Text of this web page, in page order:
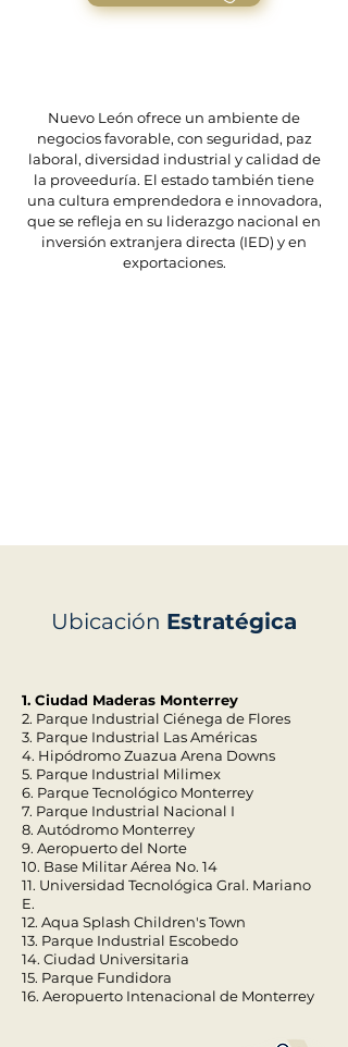
Nuevo León ofrece un ambiente de
negocios favorable, con seguridad, paz
laboral, diversidad industrial y calidad de
la proveeduría. El estado también tiene
una cultura emprendedora e innovadora,
que se refleja en su liderazgo nacional en
inversión extranjera directa (IED) y en
exportaciones.
Ubicación Estratégica
1. Ciudad Maderas Monterrey
2. Parque Industrial Ciénega de Flores
3. Parque Industrial Las Américas
4. Hipódromo Zuazua Arena Downs
5. Parque Industrial Milimex
6. Parque Tecnológico Monterrey
7. Parque Industrial Nacional I
8. Autódromo Monterrey
9. Aeropuerto del Norte
10. Base Militar Aérea No. 14
11. Universidad Tecnológica Gral. Mariano
E.
12. Aqua Splash Children's Town
13. Parque Industrial Escobedo
14. Ciudad Universitaria
15. Parque Fundidora
16. Aeropuerto Intenacional de Monterrey